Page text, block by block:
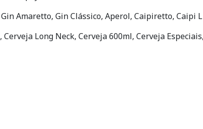
Amaretto, Gin Clássico, Aperol, Caipiretto, Caipi
Long Neck, Cerveja 600ml, Cerveja